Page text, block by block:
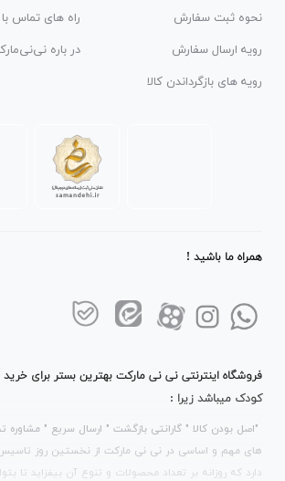
نحوه ثبت سفارش
رویه ارسال سفارش
رویه های بازگرداندن کالا
راه های تماس با
در باره
همراه ما باشید !
فروشگاه اینترنتی نی نی مارکت بهترین بستر برای
کودک میباشد زیرا :
"اصل بودن کالا " گارانتی بازگشت " ارسال سریع "
های مهم و اساسی در نی نی مارکت از نخستین روز
دارد که روزانه بر تعداد محصولات و تنوع آن بیفزاید تا